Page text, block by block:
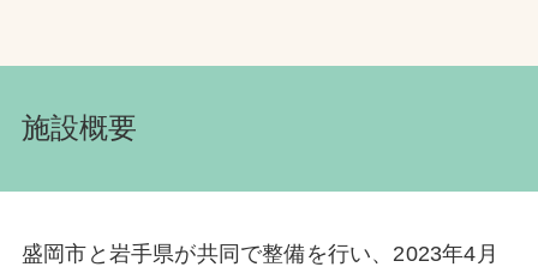
施設概要
盛岡市と岩手県が共同で整備を行い、2023年4月